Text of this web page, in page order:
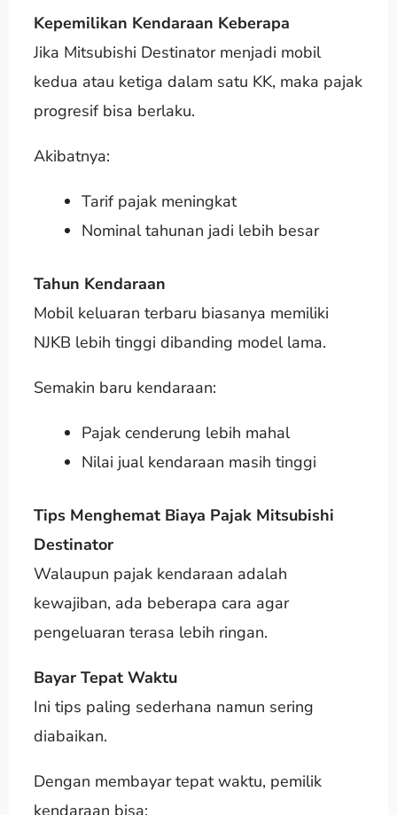
Kepemilikan Kendaraan Keberapa
Jika Mitsubishi Destinator menjadi mobil
kedua atau ketiga dalam satu KK, maka pajak
progresif bisa berlaku.
Akibatnya:
Tarif pajak meningkat
Nominal tahunan jadi lebih besar
Tahun Kendaraan
Mobil keluaran terbaru biasanya memiliki
NJKB lebih tinggi dibanding model lama.
Semakin baru kendaraan:
Pajak cenderung lebih mahal
Nilai jual kendaraan masih tinggi
Tips Menghemat Biaya Pajak Mitsubishi
Destinator
Walaupun pajak kendaraan adalah
kewajiban, ada beberapa cara agar
pengeluaran terasa lebih ringan.
Bayar Tepat Waktu
Ini tips paling sederhana namun sering
diabaikan.
Dengan membayar tepat waktu, pemilik
kendaraan bisa: